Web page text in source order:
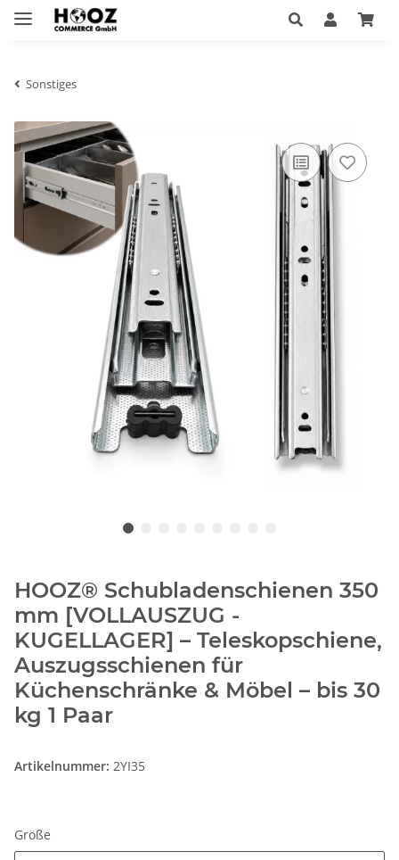
Sonstiges
HOOZ® Schubladenschienen 350
mm [VOLLAUSZUG -
KUGELLAGER] – Teleskopschiene,
Auszugsschienen für
Küchenschränke & Möbel – bis 30
kg 1 Paar
Artikelnummer: 2YI35
Größe